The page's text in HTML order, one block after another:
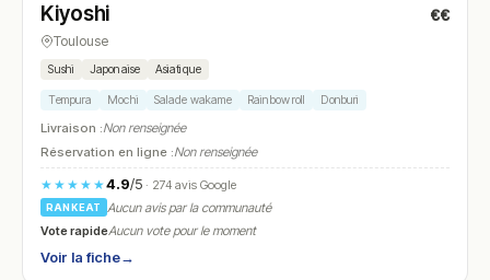
N° 4
Kiyoshi €€
Toulouse
Sushi Japonaise Asiatique
Tempura Mochi Salade wakame Rainbow roll Donburi
Livraison :Non renseignée
Réservation en ligne :Non renseignée
★★★★★4.9/5· 274 avis Google
RANKEAT
Aucun avis par la communauté
Vote rapideAucun vote pour le moment
Voir la fiche→